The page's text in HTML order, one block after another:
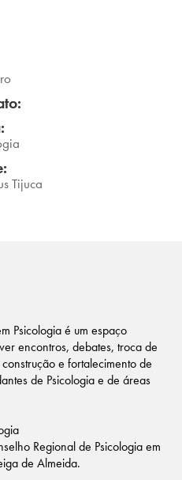
SOLICITE INFORMAÇÕES
Tijuca
Psicologia é um espaço
encontros, debates, troca de
e fortalecimento de
de Psicologia e de áreas
Regional de Psicologia em
de Almeida.